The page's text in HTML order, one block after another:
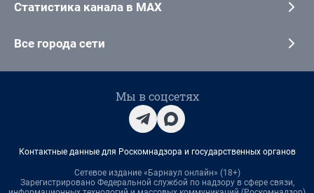
Статистика канала в MAX
Все города сети
Мы в соцсетях
Контактные данные для Роскомнадзора и государственных органов
Сетевое издание «Барнаул онлайн» (18+)
Зарегистрировано Федеральной службой по надзору в сфере связи,